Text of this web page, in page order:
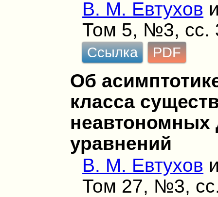
В. М. Евтухов
Том 5, №3, сс.
Ссылка PDF
Об
класса
уравнений
В. М. Евтухов
Том 27, №3,